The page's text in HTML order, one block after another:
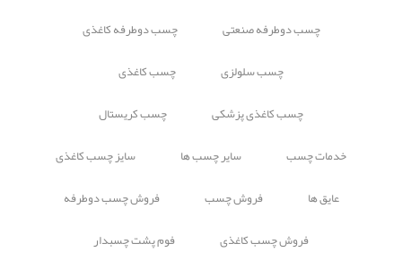
چسب دوطرفه صنعتی
چسب دوطرفه کاغذی
چسب سلولزی
چسب کاغذی
چسب کاغذی پزشکی
چسب کریستال
خدمات چسب
سایر چسب ها
سایز چسب کاغذی
عایق ها
فروش چسب
فروش چسب دوطرفه
فروش چسب کاغذی
فوم پشت چسبدار